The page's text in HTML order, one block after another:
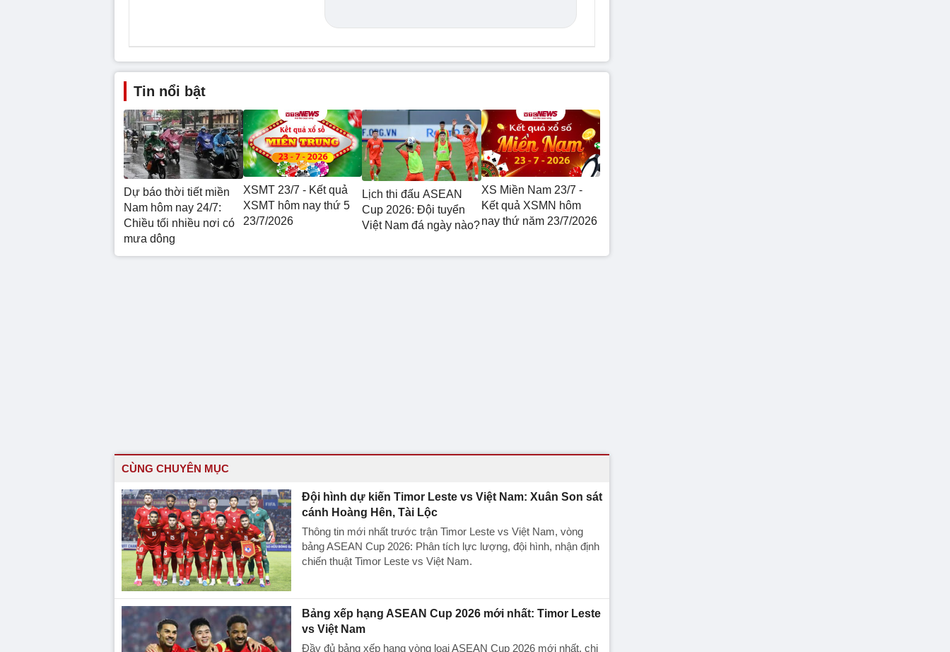
Tin nổi bật
Dự báo thời tiết miền
Nam hôm nay 24/7:
Chiều tối nhiều nơi có
mưa dông
XSMT 23/7 - Kết quả
XSMT hôm nay thứ 5
23/7/2026
Lịch thi đấu ASEAN
Cup 2026: Đội tuyển
Việt Nam đá ngày nào?
XS Miền Nam 23/7 -
Kết quả XSMN hôm
nay thứ năm 23/7/2026
CÙNG CHUYÊN MỤC
Đội hình dự kiến Timor Leste vs Việt Nam: Xuân Son sát
cánh Hoàng Hên, Tài Lộc
Thông tin mới nhất trước trận Timor Leste vs Việt Nam, vòng
bảng ASEAN Cup 2026: Phân tích lực lượng, đội hình, nhận định
chiến thuật Timor Leste vs Việt Nam.
Bảng xếp hạng ASEAN Cup 2026 mới nhất: Timor Leste
vs Việt Nam
Đầy đủ bảng xếp hạng vòng loại ASEAN Cup 2026 mới nhất, chi